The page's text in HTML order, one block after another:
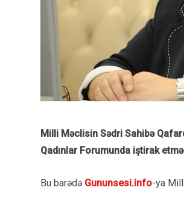
Milli Məclisin Sədri Sahibə
Qadınlar Forumunda iştirak
Bu barədə Gununsesi.info-ya